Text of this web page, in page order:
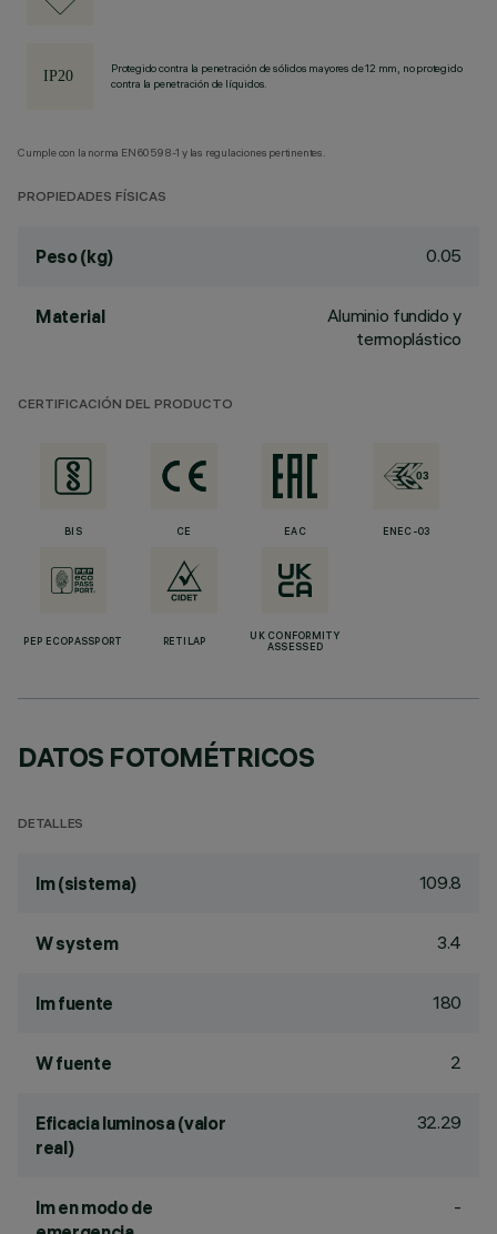
Protegido contra la penetración de sólidos mayores de 12 mm, no protegido
contra la penetración de líquidos.
Cumple con la norma EN60598-1 y las regulaciones pertinentes.
PROPIEDADES FÍSICAS
Peso (kg) 0.05
Material
Aluminio fundido y
termoplástico
CERTIFICACIÓN DEL PRODUCTO
BIS CE EAC ENEC-03
PEP ECOPASSPORT RETILAP
UK CONFORMITY
ASSESSED
DATOS FOTOMÉTRICOS
DETALLES
lm (sistema) 109.8
W system 3.4
lm fuente 180
W fuente 2
Eficacia luminosa (valor
real)
32.29
lm en modo de
-